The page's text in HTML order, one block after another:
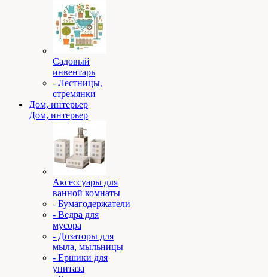
Садовый
инвентарь
- Лестницы,
стремянки
Дом, интерьер
Дом, интерьер
Аксессуары для
ванной комнаты
- Бумагодержатели
- Ведра для
мусора
- Дозаторы для
мыла, мыльницы
- Ершики для
унитаза